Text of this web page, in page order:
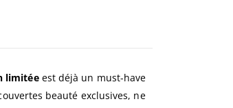
limitéeest déjà un must-have
beauté exclusives, ne